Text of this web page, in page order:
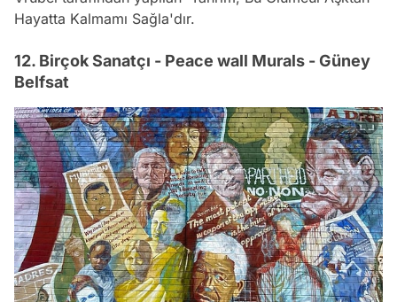
Hayatta Kalmamı Sağla'dır.
12. Birçok Sanatçı - Peace wall Murals - Güney
Belfsat